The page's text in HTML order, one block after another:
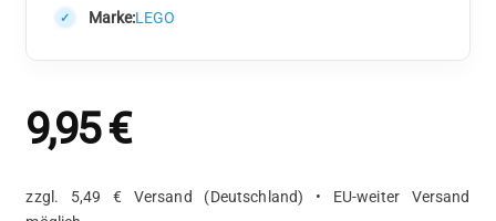
Marke:LEGO
9,95€
zzgl. 5,49 € Versand (Deutschland) • EU-weiter Versand